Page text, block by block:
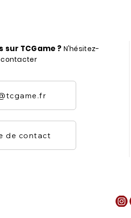
sur TCGame ? N'hésitez-
contacter
de contact